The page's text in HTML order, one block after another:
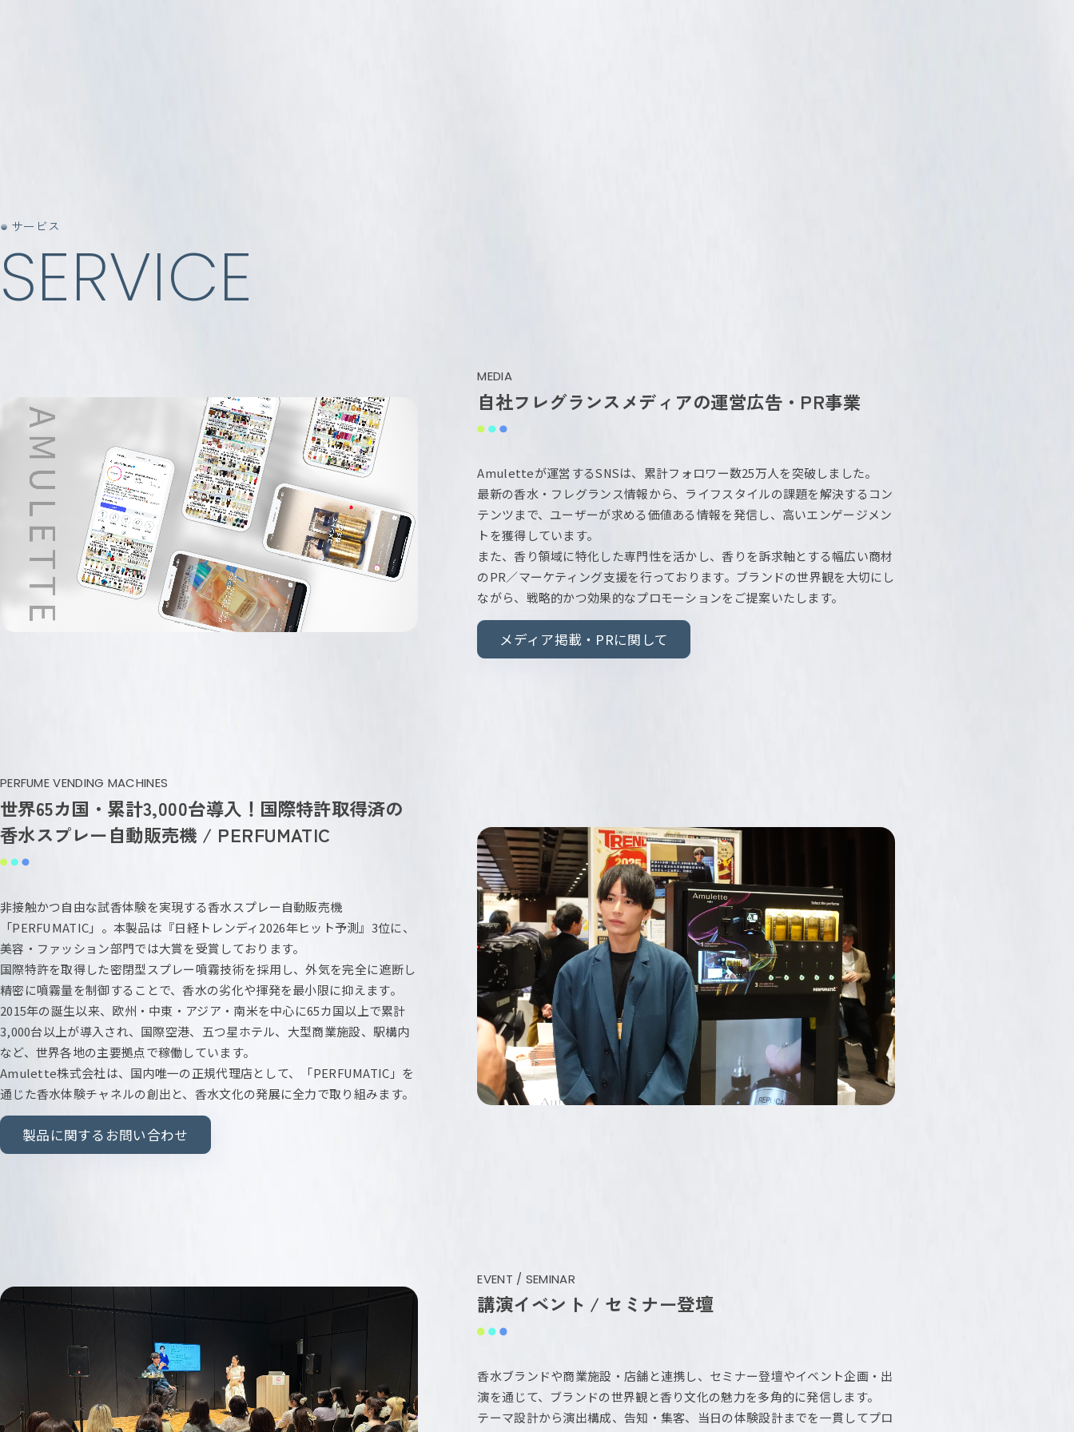
サービス
SERVICE
MEDIA
自社フレグランスメディアの運営広告・PR事業
Amuletteが運営するSNSは、累計フォロワー数25万人を突破しました。
最新の香水・フレグランス情報から、ライフスタイルの課題を解決するコン
テンツまで、ユーザーが求める価値ある情報を発信し、高いエンゲージメン
トを獲得しています。
また、香り領域に特化した専門性を活かし、香りを訴求軸とする幅広い商材
のPR／マーケティング支援を行っております。ブランドの世界観を大切にし
ながら、戦略的かつ効果的なプロモーションをご提案いたします。
メディア掲載・PRに関して
PERFUME VENDING MACHINES
世界65カ国・累計3,000台導入！国際特許取得済の
香水スプレー自動販売機 / PERFUMATIC
非接触かつ自由な試香体験を実現する香水スプレー自動販売機
「PERFUMATIC」。本製品は『日経トレンディ2026年ヒット予測』3位に、
美容・ファッション部門では大賞を受賞しております。
国際特許を取得した密閉型スプレー噴霧技術を採用し、外気を完全に遮断し
精密に噴霧量を制御することで、香水の劣化や揮発を最小限に抑えます。
2015年の誕生以来、欧州・中東・アジア・南米を中心に65カ国以上で累計
3,000台以上が導入され、国際空港、五つ星ホテル、大型商業施設、駅構内
など、世界各地の主要拠点で稼働しています。
Amulette株式会社は、国内唯一の正規代理店として、「PERFUMATIC」を
通じた香水体験チャネルの創出と、香水文化の発展に全力で取り組みます。
製品に関するお問い合わせ
EVENT / SEMINAR
講演イベント / セミナー登壇
香水ブランドや商業施設・店舗と連携し、セミナー登壇やイベント企画・出
演を通じて、ブランドの世界観と香り文化の魅力を多角的に発信します。
テーマ設計から演出構成、告知・集客、当日の体験設計までを一貫してプロ